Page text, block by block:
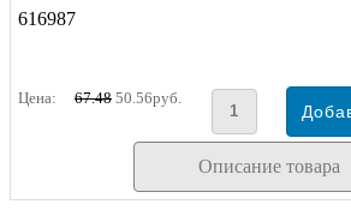
616987
Цена: 67.48 50.56руб.
Описание товара